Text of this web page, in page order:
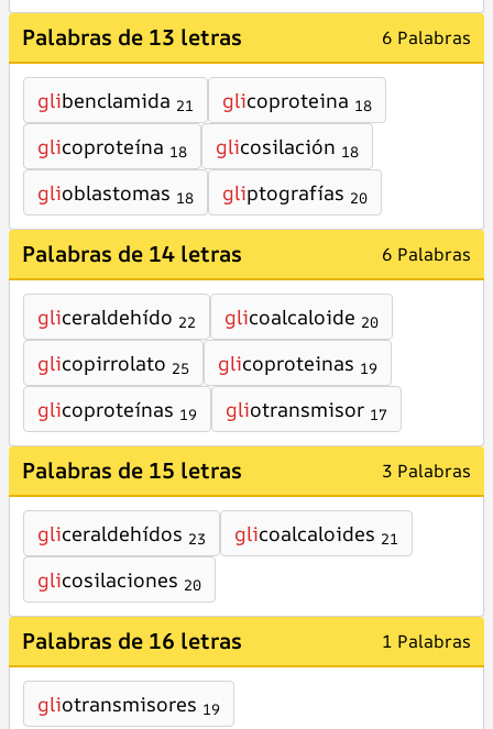
Palabras de 13 letras 6 Palabras
glibenclamida 21 glicoproteina 18
glicoproteína 18 glicosilación 18
glioblastomas 18 gliptografías 20
Palabras de 14 letras 6 Palabras
gliceraldehído 22 glicoalcaloide 20
glicopirrolato 25 glicoproteinas 19
glicoproteínas 19 gliotransmisor 17
Palabras de 15 letras 3 Palabras
gliceraldehídos 23 glicoalcaloides 21
glicosilaciones 20
Palabras de 16 letras 1 Palabras
gliotransmisores 19